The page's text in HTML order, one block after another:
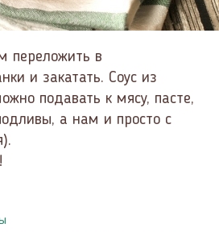
переложить в
и закатать. Соус из
подавать к мясу, пасте,
а нам и просто с